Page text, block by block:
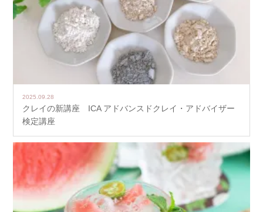
2025.09.28
クレイの新講座 ICA アドバンスドクレイ・アドバイザー
検定講座